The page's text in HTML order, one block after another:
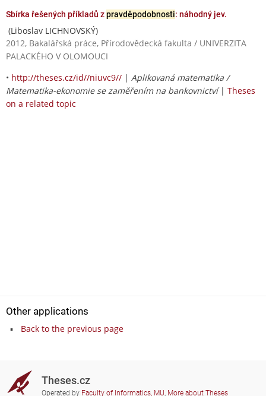
Sbírka řešených příkladů zpravděpodobnosti: náhodný jev.
(Liboslav LICHNOVSKÝ)
2012, Bakalářská práce, Přírodovědecká fakulta / UNIVERZITA
PALACKÉHO V OLOMOUCI
• http://theses.cz/id//niuvc9// | Aplikovaná matematika /
Matematika-ekonomie se zaměřením na bankovnictví| Theses
on a related topic
Other applications
Back to the previous page
Theses.cz
Operated by Faculty of Informatics, MU, More about Theses